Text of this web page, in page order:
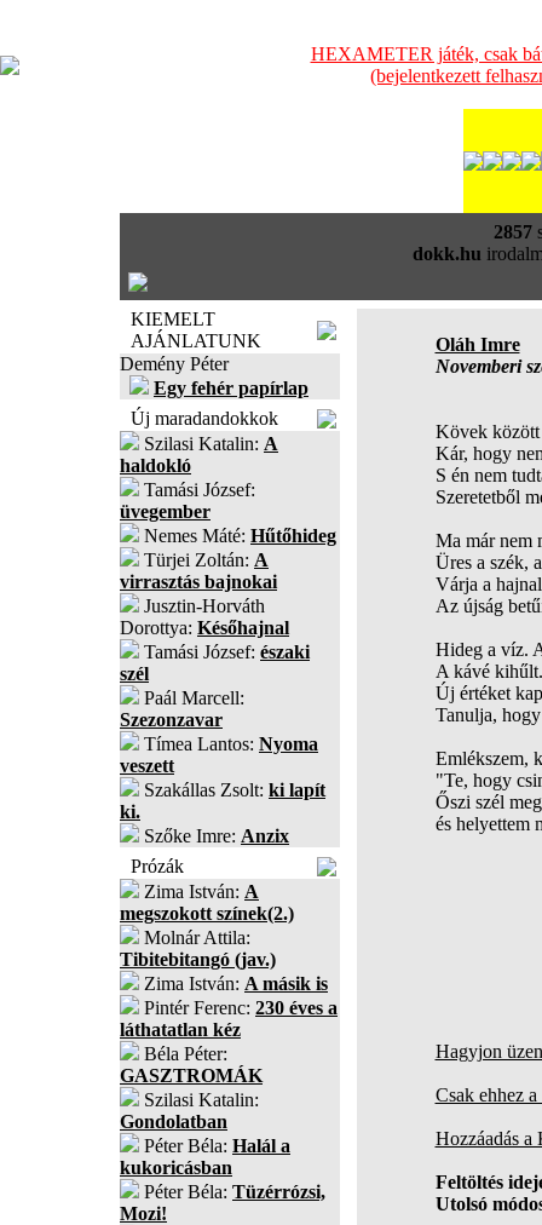
HEXAMETER játék, csak
(bejelentkezett
2857
dokk.hu
KIEMELT
AJÁNLATUNK
Demény Péter
Egy fehér papírlap
Új maradandokkok
Szilasi Katalin: A
haldokló
Tamási József:
üvegember
Nemes Máté: Hűtőhideg
Türjei Zoltán: A
virrasztás bajnokai
Jusztin-Horváth
Dorottya: Későhajnal
Tamási József: északi
szél
Paál Marcell:
Szezonzavar
Tímea Lantos: Nyoma
veszett
Szakállas Zsolt: ki lapít
ki.
Szőke Imre: Anzix
Prózák
Zima István: A
megszokott színek(2.)
Molnár Attila:
Tibitebitangó (jav.)
Zima István: A másik is
Pintér Ferenc: 230 éves a
láthatatlan kéz
Béla Péter:
GASZTROMÁK
Szilasi Katalin:
Gondolatban
Péter Béla: Halál a
kukoricásban
Péter Béla: Tüzérrózsi,
Mozi!
Oláh Imre
Novemberi
Kövek
Kár, hogy
S én nem
Szeretetből
Ma már nem
Üres a szék,
Várja a
Az újság
Hideg a víz.
A kávé
Új értéket
Tanulja,
Emlékszem,
"Te, hogy
Őszi szél
és helyettem
Hagyjon
Csak ehhez
Hozzáadás
Feltöltés
Utolsó